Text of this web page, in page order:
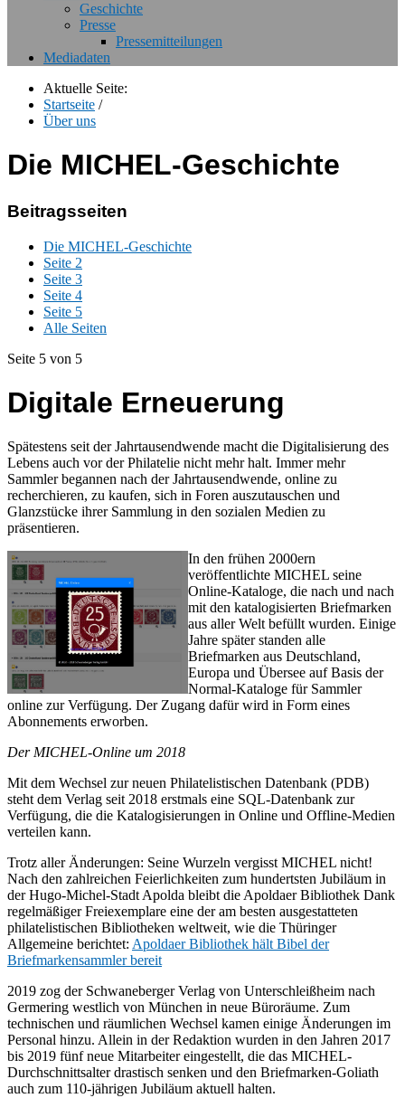
Geschichte
Presse
Pressemitteilungen
Mediadaten
Aktuelle Seite:
Startseite /
Über uns
Die MICHEL-Geschichte
Beitragsseiten
Die MICHEL-Geschichte
Seite 2
Seite 3
Seite 4
Seite 5
Alle Seiten
Seite 5 von 5
Digitale Erneuerung
Spätestens seit der Jahrtausendwende macht die Digitalisierung des
Lebens auch vor der Philatelie nicht mehr halt. Immer mehr
Sammler begannen nach der Jahrtausendwende, online zu
recherchieren, zu kaufen, sich in Foren auszutauschen und
Glanzstücke ihrer Sammlung in den sozialen Medien zu
präsentieren.
In den frühen 2000ern
veröffentlichte MICHEL seine
Online-Kataloge, die nach und nach
mit den katalogisierten Briefmarken
aus aller Welt befüllt wurden. Einige
Jahre später standen alle
Briefmarken aus Deutschland,
Europa und Übersee auf Basis der
Normal-Kataloge für Sammler
online zur Verfügung. Der Zugang dafür wird in Form eines
Abonnements erworben.
Der MICHEL-Online um 2018
Mit dem Wechsel zur neuen Philatelistischen Datenbank (PDB)
steht dem Verlag seit 2018 erstmals eine SQL-Datenbank zur
Verfügung, die die Katalogisierungen in Online und Offline-Medien
verteilen kann.
Trotz aller Änderungen: Seine Wurzeln vergisst MICHEL nicht!
Nach den zahlreichen Feierlichkeiten zum hundertsten Jubiläum in
der Hugo-Michel-Stadt Apolda bleibt die Apoldaer Bibliothek Dank
regelmäßiger Freiexemplare eine der am besten ausgestatteten
philatelistischen Bibliotheken weltweit, wie die Thüringer
Allgemeine berichtet: Apoldaer Bibliothek hält Bibel der
Briefmarkensammler bereit
2019 zog der Schwaneberger Verlag von Unterschleißheim nach
Germering westlich von München in neue Büroräume. Zum
technischen und räumlichen Wechsel kamen einige Änderungen im
Personal hinzu. Allein in der Redaktion wurden in den Jahren 2017
bis 2019 fünf neue Mitarbeiter eingestellt, die das MICHEL-
Durchschnittsalter drastisch senken und den Briefmarken-Goliath
auch zum 110-jährigen Jubiläum aktuell halten.